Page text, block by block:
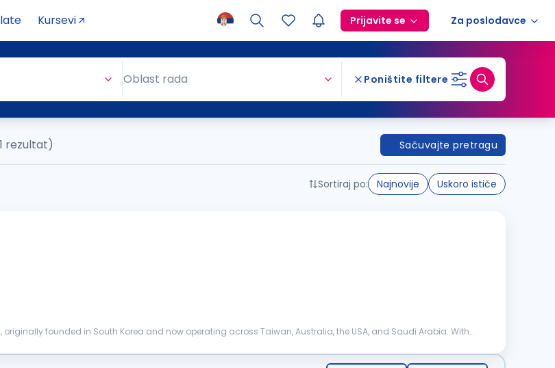
Kursevi Prijavite se Za poslodavce
Oblast rada Poništite filtere
rezultat) Sačuvajte pretragu
Sortiraj po: Najnovije Uskoro ističe
founded in South Korea and now operating across Taiwan, Australia, the USA, and Saudi Arabia. With